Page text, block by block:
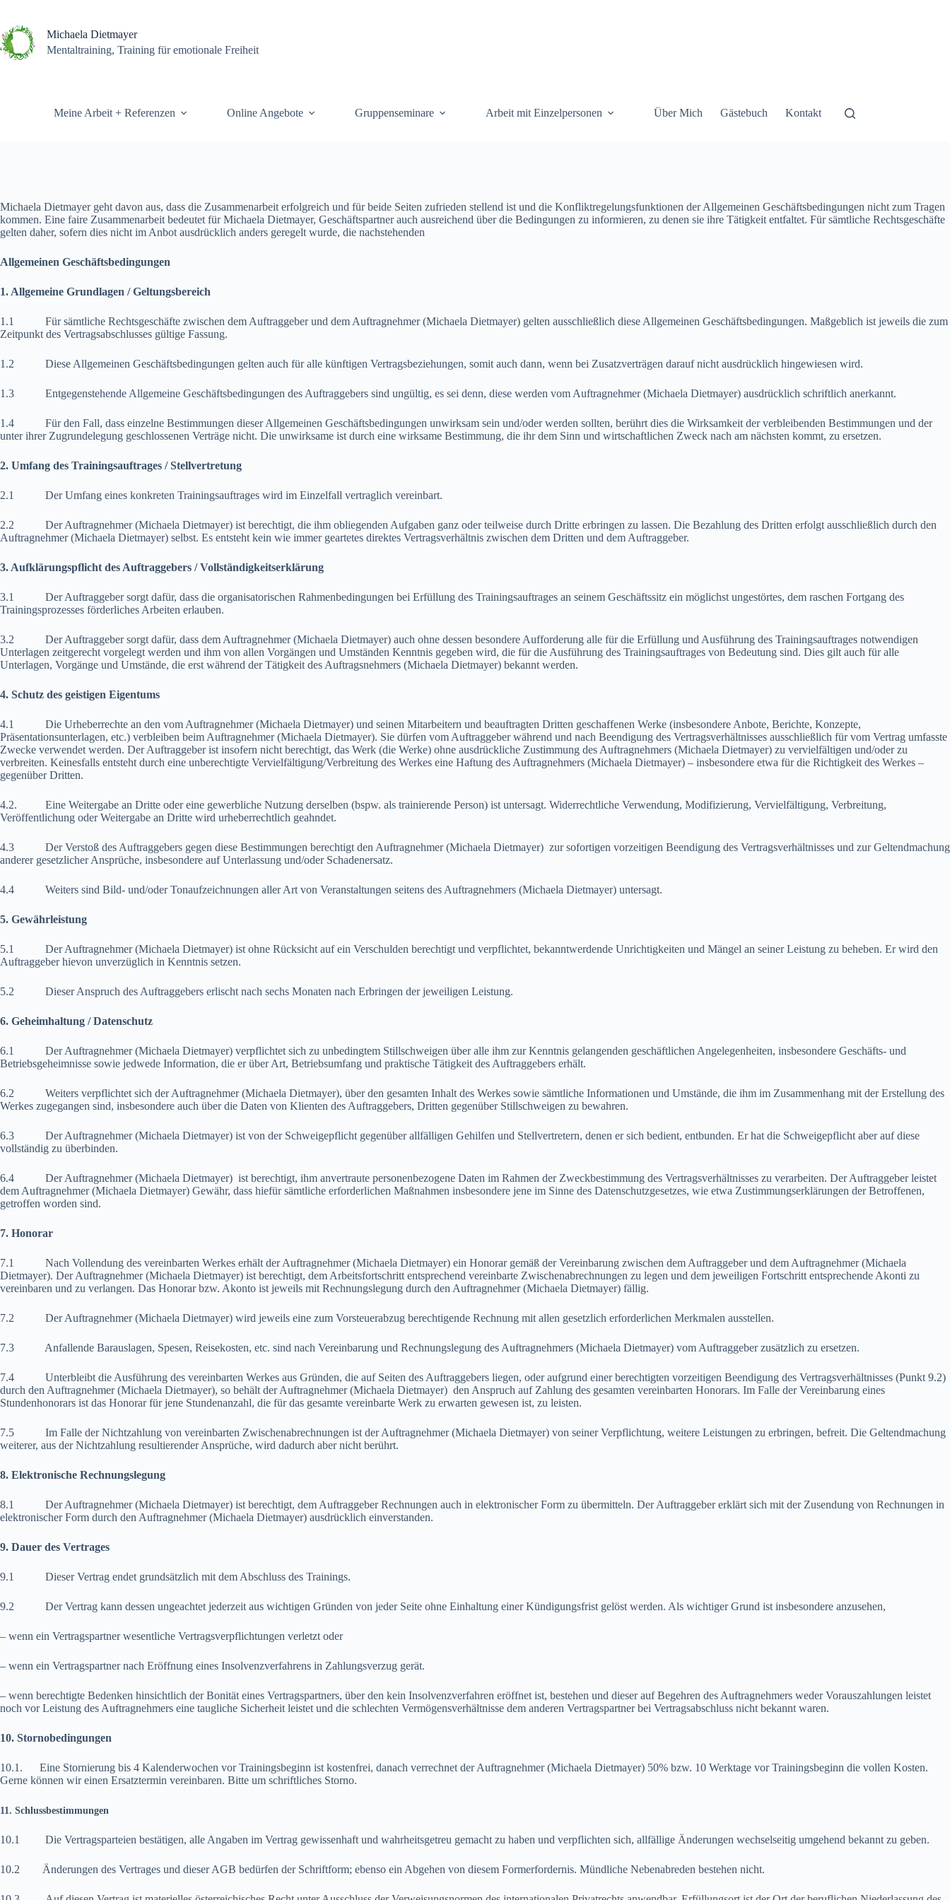
Michaela Dietmayer
Mentaltraining, Training für emotionale Freiheit
Meine Arbeit + Referenzen Online Angebote Gruppenseminare Arbeit mit Einzelpersonen Über Mich Gästebuch Kontakt
Michaela Dietmayer geht davon aus, dass die Zusammenarbeit erfolgreich und für beide Seiten zufrieden stellend ist und die Konfliktregelungsfunktionen der Allgemeinen Geschäftsbedingungen nicht zum Tragen
kommen. Eine faire Zusammenarbeit bedeutet für Michaela Dietmayer, Geschäftspartner auch ausreichend über die Bedingungen zu informieren, zu denen sie ihre Tätigkeit entfaltet. Für sämtliche Rechtsgeschäfte
gelten daher, sofern dies nicht im Anbot ausdrücklich anders geregelt wurde, die nachstehenden
Allgemeinen Geschäftsbedingungen
1. Allgemeine Grundlagen / Geltungsbereich
1.1 Für sämtliche Rechtsgeschäfte zwischen dem Auftraggeber und dem Auftragnehmer (Michaela Dietmayer) gelten ausschließlich diese Allgemeinen Geschäftsbedingungen. Maßgeblich ist jeweils die zum
Zeitpunkt des Vertragsabschlusses gültige Fassung.
1.2 Diese Allgemeinen Geschäftsbedingungen gelten auch für alle künftigen Vertragsbeziehungen, somit auch dann, wenn bei Zusatzverträgen darauf nicht ausdrücklich hingewiesen wird.
1.3 Entgegenstehende Allgemeine Geschäftsbedingungen des Auftraggebers sind ungültig, es sei denn, diese werden vom Auftragnehmer (Michaela Dietmayer) ausdrücklich schriftlich anerkannt.
1.4 Für den Fall, dass einzelne Bestimmungen dieser Allgemeinen Geschäftsbedingungen unwirksam sein und/oder werden sollten, berührt dies die Wirksamkeit der verbleibenden Bestimmungen und der
unter ihrer Zugrundelegung geschlossenen Verträge nicht. Die unwirksame ist durch eine wirksame Bestimmung, die ihr dem Sinn und wirtschaftlichen Zweck nach am nächsten kommt, zu ersetzen.
2. Umfang des Trainingsauftrages / Stellvertretung
2.1 Der Umfang eines konkreten Trainingsauftrages wird im Einzelfall vertraglich vereinbart.
2.2 Der Auftragnehmer (Michaela Dietmayer) ist berechtigt, die ihm obliegenden Aufgaben ganz oder teilweise durch Dritte erbringen zu lassen. Die Bezahlung des Dritten erfolgt ausschließlich durch den
Auftragnehmer (Michaela Dietmayer) selbst. Es entsteht kein wie immer geartetes direktes Vertragsverhältnis zwischen dem Dritten und dem Auftraggeber.
3. Aufklärungspflicht des Auftraggebers / Vollständigkeitserklärung
3.1 Der Auftraggeber sorgt dafür, dass die organisatorischen Rahmenbedingungen bei Erfüllung des Trainingsauftrages an seinem Geschäftssitz ein möglichst ungestörtes, dem raschen Fortgang des
Trainingsprozesses förderliches Arbeiten erlauben.
3.2 Der Auftraggeber sorgt dafür, dass dem Auftragnehmer (Michaela Dietmayer) auch ohne dessen besondere Aufforderung alle für die Erfüllung und Ausführung des Trainingsauftrages notwendigen
Unterlagen zeitgerecht vorgelegt werden und ihm von allen Vorgängen und Umständen Kenntnis gegeben wird, die für die Ausführung des Trainingsauftrages von Bedeutung sind. Dies gilt auch für alle
Unterlagen, Vorgänge und Umstände, die erst während der Tätigkeit des Auftragsnehmers (Michaela Dietmayer) bekannt werden.
4. Schutz des geistigen Eigentums
4.1 Die Urheberrechte an den vom Auftragnehmer (Michaela Dietmayer) und seinen Mitarbeitern und beauftragten Dritten geschaffenen Werke (insbesondere Anbote, Berichte, Konzepte,
Präsentationsunterlagen, etc.) verbleiben beim Auftragnehmer (Michaela Dietmayer). Sie dürfen vom Auftraggeber während und nach Beendigung des Vertragsverhältnisses ausschließlich für vom Vertrag umfasste
Zwecke verwendet werden. Der Auftraggeber ist insofern nicht berechtigt, das Werk (die Werke) ohne ausdrückliche Zustimmung des Auftragnehmers (Michaela Dietmayer) zu vervielfältigen und/oder zu
verbreiten. Keinesfalls entsteht durch eine unberechtigte Vervielfältigung/Verbreitung des Werkes eine Haftung des Auftragnehmers (Michaela Dietmayer) – insbesondere etwa für die Richtigkeit des Werkes –
gegenüber Dritten.
4.2. Eine Weitergabe an Dritte oder eine gewerbliche Nutzung derselben (bspw. als trainierende Person) ist untersagt. Widerrechtliche Verwendung, Modifizierung, Vervielfältigung, Verbreitung,
Veröffentlichung oder Weitergabe an Dritte wird urheberrechtlich geahndet.
4.3 Der Verstoß des Auftraggebers gegen diese Bestimmungen berechtigt den Auftragnehmer (Michaela Dietmayer) zur sofortigen vorzeitigen Beendigung des Vertragsverhältnisses und zur Geltendmachung
anderer gesetzlicher Ansprüche, insbesondere auf Unterlassung und/oder Schadenersatz.
4.4 Weiters sind Bild- und/oder Tonaufzeichnungen aller Art von Veranstaltungen seitens des Auftragnehmers (Michaela Dietmayer) untersagt.
5. Gewährleistung
5.1 Der Auftragnehmer (Michaela Dietmayer) ist ohne Rücksicht auf ein Verschulden berechtigt und verpflichtet, bekanntwerdende Unrichtigkeiten und Mängel an seiner Leistung zu beheben. Er wird den
Auftraggeber hievon unverzüglich in Kenntnis setzen.
5.2 Dieser Anspruch des Auftraggebers erlischt nach sechs Monaten nach Erbringen der jeweiligen Leistung.
6. Geheimhaltung / Datenschutz
6.1 Der Auftragnehmer (Michaela Dietmayer) verpflichtet sich zu unbedingtem Stillschweigen über alle ihm zur Kenntnis gelangenden geschäftlichen Angelegenheiten, insbesondere Geschäfts- und
Betriebsgeheimnisse sowie jedwede Information, die er über Art, Betriebsumfang und praktische Tätigkeit des Auftraggebers erhält.
6.2 Weiters verpflichtet sich der Auftragnehmer (Michaela Dietmayer), über den gesamten Inhalt des Werkes sowie sämtliche Informationen und Umstände, die ihm im Zusammenhang mit der Erstellung des
Werkes zugegangen sind, insbesondere auch über die Daten von Klienten des Auftraggebers, Dritten gegenüber Stillschweigen zu bewahren.
6.3 Der Auftragnehmer (Michaela Dietmayer) ist von der Schweigepflicht gegenüber allfälligen Gehilfen und Stellvertretern, denen er sich bedient, entbunden. Er hat die Schweigepflicht aber auf diese
vollständig zu überbinden.
6.4 Der Auftragnehmer (Michaela Dietmayer) ist berechtigt, ihm anvertraute personenbezogene Daten im Rahmen der Zweckbestimmung des Vertragsverhältnisses zu verarbeiten. Der Auftraggeber leistet
dem Auftragnehmer (Michaela Dietmayer) Gewähr, dass hiefür sämtliche erforderlichen Maßnahmen insbesondere jene im Sinne des Datenschutzgesetzes, wie etwa Zustimmungserklärungen der Betroffenen,
getroffen worden sind.
7. Honorar
7.1 Nach Vollendung des vereinbarten Werkes erhält der Auftragnehmer (Michaela Dietmayer) ein Honorar gemäß der Vereinbarung zwischen dem Auftraggeber und dem Auftragnehmer (Michaela
Dietmayer). Der Auftragnehmer (Michaela Dietmayer) ist berechtigt, dem Arbeitsfortschritt entsprechend vereinbarte Zwischenabrechnungen zu legen und dem jeweiligen Fortschritt entsprechende Akonti zu
vereinbaren und zu verlangen. Das Honorar bzw. Akonto ist jeweils mit Rechnungslegung durch den Auftragnehmer (Michaela Dietmayer) fällig.
7.2 Der Auftragnehmer (Michaela Dietmayer) wird jeweils eine zum Vorsteuerabzug berechtigende Rechnung mit allen gesetzlich erforderlichen Merkmalen ausstellen.
7.3 Anfallende Barauslagen, Spesen, Reisekosten, etc. sind nach Vereinbarung und Rechnungslegung des Auftragnehmers (Michaela Dietmayer) vom Auftraggeber zusätzlich zu ersetzen.
7.4 Unterbleibt die Ausführung des vereinbarten Werkes aus Gründen, die auf Seiten des Auftraggebers liegen, oder aufgrund einer berechtigten vorzeitigen Beendigung des Vertragsverhältnisses (Punkt 9.2)
durch den Auftragnehmer (Michaela Dietmayer), so behält der Auftragnehmer (Michaela Dietmayer) den Anspruch auf Zahlung des gesamten vereinbarten Honorars. Im Falle der Vereinbarung eines
Stundenhonorars ist das Honorar für jene Stundenanzahl, die für das gesamte vereinbarte Werk zu erwarten gewesen ist, zu leisten.
7.5 Im Falle der Nichtzahlung von vereinbarten Zwischenabrechnungen ist der Auftragnehmer (Michaela Dietmayer) von seiner Verpflichtung, weitere Leistungen zu erbringen, befreit. Die Geltendmachung
weiterer, aus der Nichtzahlung resultierender Ansprüche, wird dadurch aber nicht berührt.
8. Elektronische Rechnungslegung
8.1 Der Auftragnehmer (Michaela Dietmayer) ist berechtigt, dem Auftraggeber Rechnungen auch in elektronischer Form zu übermitteln. Der Auftraggeber erklärt sich mit der Zusendung von Rechnungen in
elektronischer Form durch den Auftragnehmer (Michaela Dietmayer) ausdrücklich einverstanden.
9. Dauer des Vertrages
9.1 Dieser Vertrag endet grundsätzlich mit dem Abschluss des Trainings.
9.2 Der Vertrag kann dessen ungeachtet jederzeit aus wichtigen Gründen von jeder Seite ohne Einhaltung einer Kündigungsfrist gelöst werden. Als wichtiger Grund ist insbesondere anzusehen,
– wenn ein Vertragspartner wesentliche Vertragsverpflichtungen verletzt oder
– wenn ein Vertragspartner nach Eröffnung eines Insolvenzverfahrens in Zahlungsverzug gerät.
– wenn berechtigte Bedenken hinsichtlich der Bonität eines Vertragspartners, über den kein Insolvenzverfahren eröffnet ist, bestehen und dieser auf Begehren des Auftragnehmers weder Vorauszahlungen leistet
noch vor Leistung des Auftragnehmers eine taugliche Sicherheit leistet und die schlechten Vermögensverhältnisse dem anderen Vertragspartner bei Vertragsabschluss nicht bekannt waren.
10. Stornobedingungen
10.1. Eine Stornierung bis 4 Kalenderwochen vor Trainingsbeginn ist kostenfrei, danach verrechnet der Auftragnehmer (Michaela Dietmayer) 50% bzw. 10 Werktage vor Trainingsbeginn die vollen Kosten.
Gerne können wir einen Ersatztermin vereinbaren. Bitte um schriftliches Storno.
11. Schlussbestimmungen
10.1 Die Vertragsparteien bestätigen, alle Angaben im Vertrag gewissenhaft und wahrheitsgetreu gemacht zu haben und verpflichten sich, allfällige Änderungen wechselseitig umgehend bekannt zu geben.
10.2 Änderungen des Vertrages und dieser AGB bedürfen der Schriftform; ebenso ein Abgehen von diesem Formerfordernis. Mündliche Nebenabreden bestehen nicht.